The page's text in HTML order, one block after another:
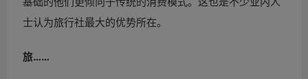
士认为旅行社最大的优势所在。
旅……